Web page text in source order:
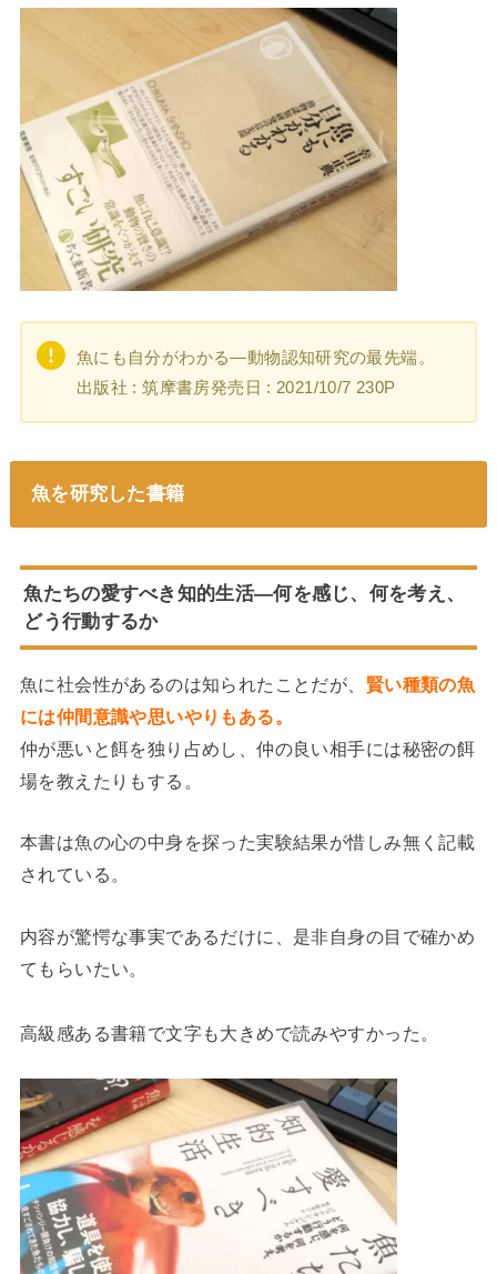
魚にも自分がわかる―動物認知研究の最先端。
出版社 : 筑摩書房発売日 : 2021/10/7 230P
魚を研究した書籍
魚たちの愛すべき知的生活―何を感じ、何を考え、
どう行動するか
魚に社会性があるのは知られたことだが、 賢い種類の魚
には仲間意識や思いやりもある。
仲が悪いと餌を独り占めし、仲の良い相手には秘密の餌
場を教えたりもする。
本書は魚の心の中身を探った実験結果が惜しみ無く記載
されている。
内容が驚愕な事実であるだけに、是非自身の目で確かめ
てもらいたい。
高級感ある書籍で文字も大きめで読みやすかった。